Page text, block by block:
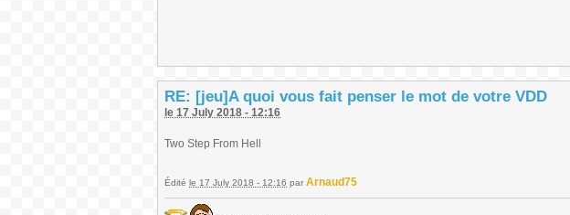
RE: [jeu]A quoi vous fait penser le mot de votre VDD
le 17 July 2018 - 12:16
Two Step From Hell
Édité le 17 July 2018 - 12:16 par Arnaud75